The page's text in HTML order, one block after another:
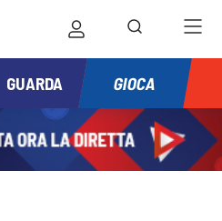
GUARDA GIOCA